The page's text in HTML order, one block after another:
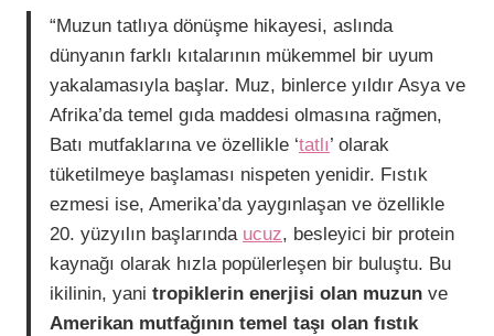
F
a
e
i
n
t
e
r
e
s
t
W
h
a
t
s
A
p
p
E
m
a
i
l
C
o
p
y
L
i
n
k
S
h
a
r
e
“Muzun tatlıya dönüşme hikayesi, aslında
dünyanın farklı kıtalarının mükemmel bir uyum
yakalamasıyla başlar. Muz, binlerce yıldır Asya ve
Afrika’da temel gıda maddesi olmasına rağmen,
Batı mutfaklarına ve özellikle ‘tatlı’ olarak
tüketilmeye başlaması nispeten yenidir. Fıstık
ezmesi ise, Amerika’da yaygınlaşan ve özellikle
20. yüzyılın başlarında ucuz, besleyici bir protein
kaynağı olarak hızla popülerleşen bir buluştu. Bu
ikilinin, yani tropiklerin enerjisi olan muzun ve
Amerikan mutfağının temel taşı olan fıstık